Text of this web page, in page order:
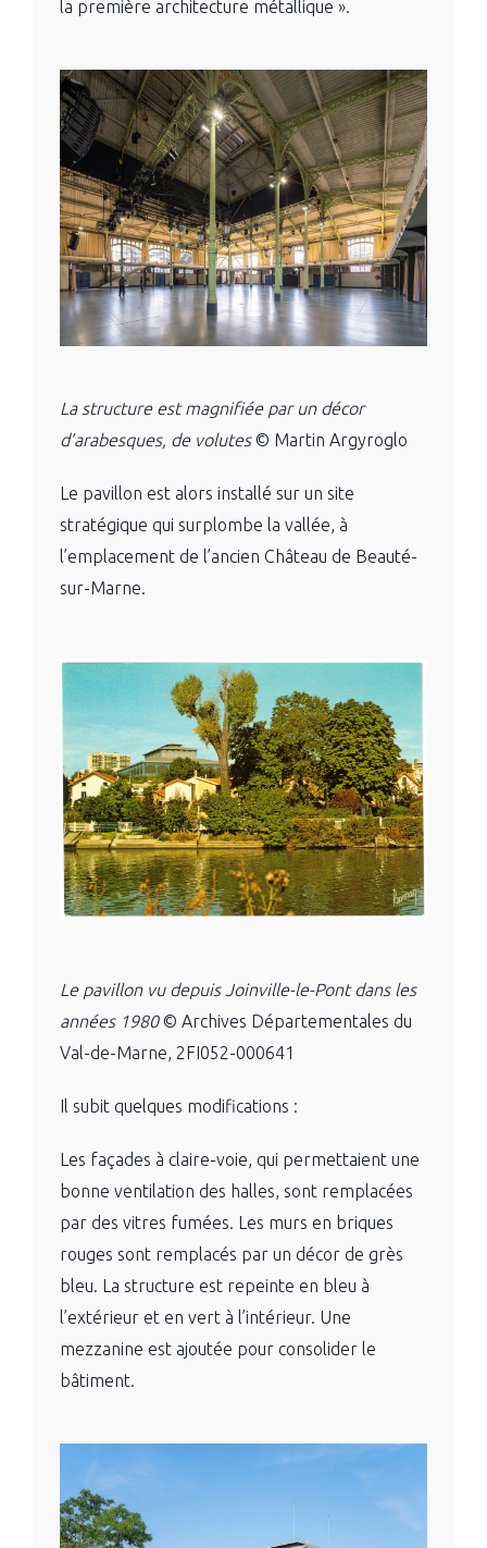
la première architecture métallique ».
La structure est magnifiée par un décor
d’arabesques, de volutes© Martin Argyroglo
Le pavillon est alors installé sur un site
stratégique qui surplombe la vallée, à
l’emplacement de l’ancien Château de Beauté-
sur-Marne.
Le pavillon vu depuis Joinville-le-Pont dans les
années 1980© Archives Départementales du
Val-de-Marne, 2FI052-000641
Il subit quelques modifications :
Les façades à claire-voie, qui permettaient une
bonne ventilation des halles, sont remplacées
par des vitres fumées. Les murs en briques
rouges sont remplacés par un décor de grès
bleu. La structure est repeinte en bleu à
l’extérieur et en vert à l’intérieur. Une
mezzanine est ajoutée pour consolider le
bâtiment.